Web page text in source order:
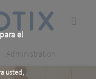
el
usted,
Administration